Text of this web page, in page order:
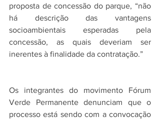
proposta de concessão do parque, “não
há descrição das vantagens
socioambientais esperadas pela
concessão, as quais deveriam ser
inerentes à finalidade da contratação.”
Os integrantes do movimento Fórum
Verde Permanente denunciam que o
processo está sendo com a convocação